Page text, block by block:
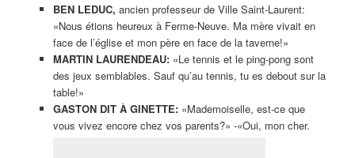
BEN LEDUC, ancien professeur de Ville Saint-Laurent:
«Nous étions heureux à Ferme-Neuve. Ma mère vivait en
face de l’église et mon père en face de la taverne!»
MARTIN LAURENDEAU: «Le tennis et le ping-pong sont
des jeux semblables. Sauf qu’au tennis, tu es debout sur la
table!»
GASTON DIT À GINETTE:«Mademoiselle, est-ce que
vous vivez encore chez vos parents?» -«Oui, mon cher.